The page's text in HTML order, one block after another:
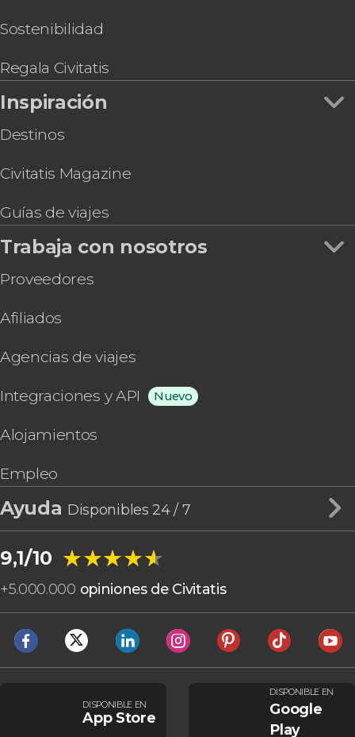
Sostenibilidad
Regala Civitatis
Inspiración
Destinos
Civitatis Magazine
Guías de viajes
Trabaja con nosotros
Proveedores
Afiliados
Agencias de viajes
Integraciones y API Nuevo
Alojamientos
Empleo
Ayuda Disponibles 24 / 7
9,1/10 ★★★★★
★★★★★
+5.000.000 opiniones de Civitatis
DISPONIBLE EN
App Store
DISPONIBLE EN
Google
Play